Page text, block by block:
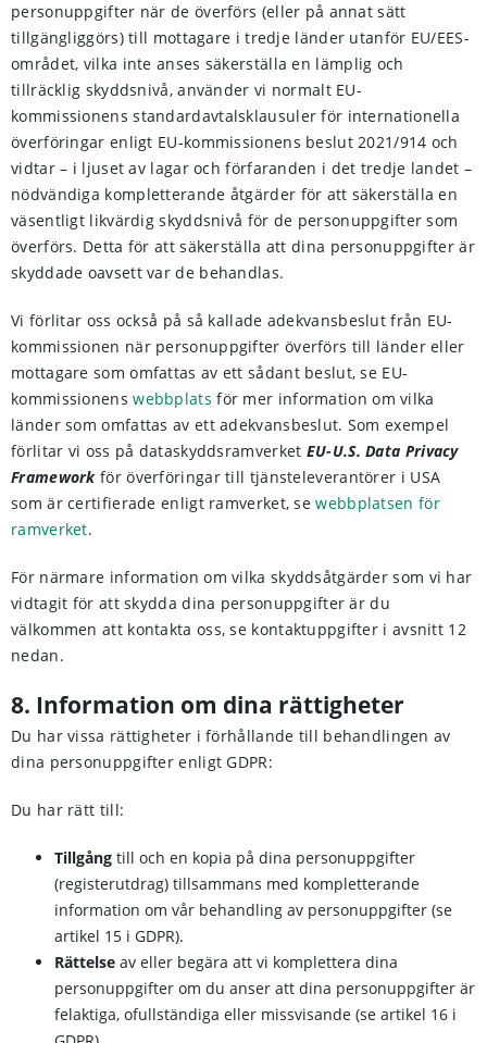
personuppgifter när de överförs (eller på annat sätt
tillgängliggörs) till mottagare i tredje länder utanför EU/EES-
området, vilka inte anses säkerställa en lämplig och
tillräcklig skyddsnivå, använder vi normalt EU-
kommissionens standardavtalsklausuler för internationella
överföringar enligt EU-kommissionens beslut 2021/914 och
vidtar – i ljuset av lagar och förfaranden i det tredje landet –
nödvändiga kompletterande åtgärder för att säkerställa en
väsentligt likvärdig skyddsnivå för de personuppgifter som
överförs. Detta för att säkerställa att dina personuppgifter är
skyddade oavsett var de behandlas.
Vi förlitar oss också på så kallade adekvansbeslut från EU-
kommissionen när personuppgifter överförs till länder eller
mottagare som omfattas av ett sådant beslut, se EU-
kommissionenswebbplats för mer information om vilka
länder som omfattas av ett adekvansbeslut. Som exempel
förlitar vi oss på dataskyddsramverket EU-U.S. Data Privacy
Frameworkför överföringar till tjänsteleverantörer i USA
som är certifierade enligt ramverket, sewebbplatsen för
ramverket.
För närmare information om vilka skyddsåtgärder som vi har
vidtagit för att skydda dina personuppgifter är du
välkommen att kontakta oss, se kontaktuppgifter i avsnitt 12
nedan.
8. Information om dina rättigheter
Du har vissa rättigheter i förhållande till behandlingen av
dina personuppgifter enligt GDPR:
Du har rätt till:
Tillgång till och en kopia på dina personuppgifter
(registerutdrag) tillsammans med kompletterande
information om vår behandling av personuppgifter (se
artikel 15 i GDPR).
Rättelse av eller begära att vi komplettera dina
personuppgifter om du anser att dina personuppgifter är
felaktiga, ofullständiga eller missvisande (se artikel 16 i